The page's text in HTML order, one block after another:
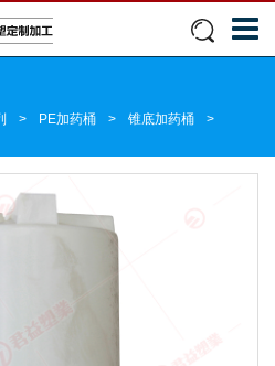
> PE加药桶 > 锥底加药桶 >